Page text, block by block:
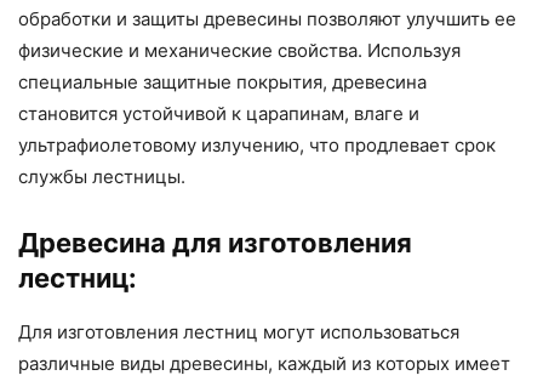
обработки и защиты древесины позволяют улучшить ее
физические и механические свойства. Используя
специальные защитные покрытия, древесина
становится устойчивой к царапинам, влаге и
ультрафиолетовому излучению, что продлевает срок
службы лестницы.
Древесина для изготовления
лестниц:
Для изготовления лестниц могут использоваться
различные виды древесины, каждый из которых имеет